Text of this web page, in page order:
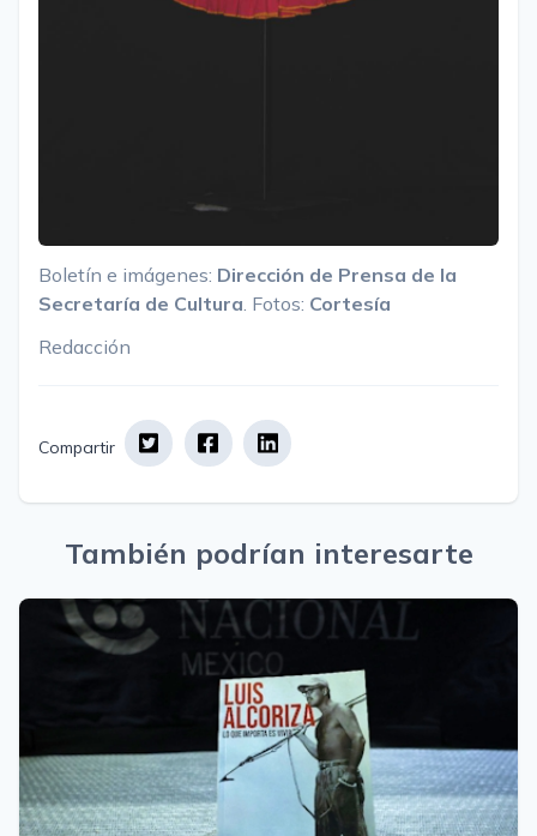
Boletín e imágenes: Dirección de Prensa de la
Secretaría de Cultura . Fotos: Cortesía
Redacción
Compartir
También podrían interesarte